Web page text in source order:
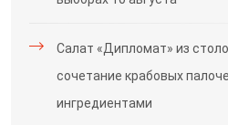
Салат «Дипломат» из
сочетание крабовых
ингредиентами